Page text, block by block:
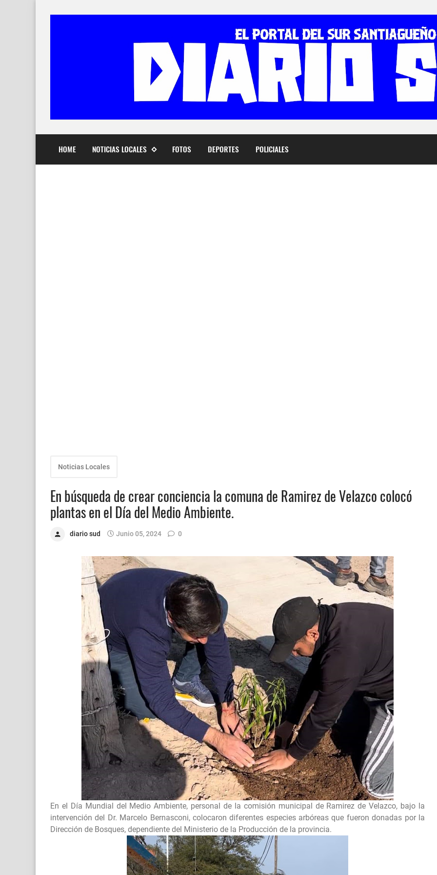
HOME NOTICIAS LOCALES FOTOS DEPORTES POLICIALES
Noticias Locales
En búsqueda de crear conciencia la comuna de Ramirez de Velazco colocó
plantas en el Día del Medio Ambiente.
diario sud Junio 05, 2024 0
En el Día Mundial del Medio Ambiente, personal de la comisión municipal de Ramirez de Velazco, bajo la
intervención del Dr. Marcelo Bernasconi, colocaron diferentes especies arbóreas que fueron donadas por la
Dirección de Bosques, dependiente del Ministerio de la Producción de la provincia.